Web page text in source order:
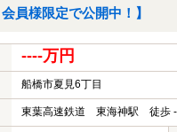
員様限定で公開中！】
----万円
船橋市夏見6丁目
東葉高速鉄道 東海神駅 徒歩